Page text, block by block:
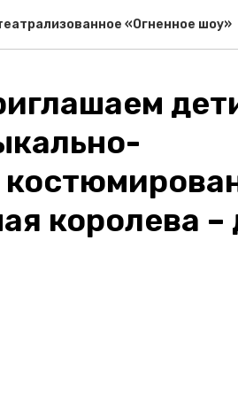
«Огненное шоу»
королева –